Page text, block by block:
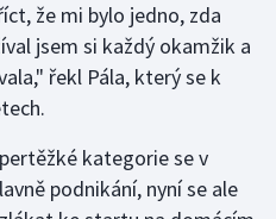
že mi bylo jedno, zda
jsem si každý okamžik a
řekl Pála, který se k
kategorie se v
podnikání, nyní se ale